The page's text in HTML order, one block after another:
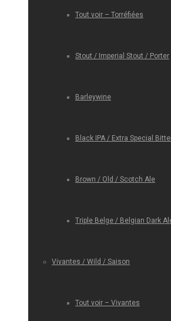
Tout voir – Torréfiées
Stout / Imperial Stout / Porter
Barleywine
Black IPA / Extra Special
Brown / Old / Scotch Ale
Triple Belge / Belgian Dark
Vivantes / Wild / Saison
Tout voir – Vivantes